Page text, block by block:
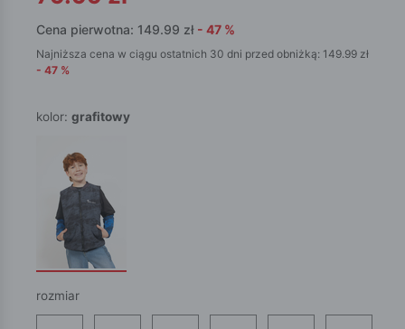
Cena pierwotna: 149.99 zł - 47 %
Najniższa cena w ciągu ostatnich 30 dni przed obniżką: 149.99 zł
- 47 %
kolor: grafitowy
rozmiar